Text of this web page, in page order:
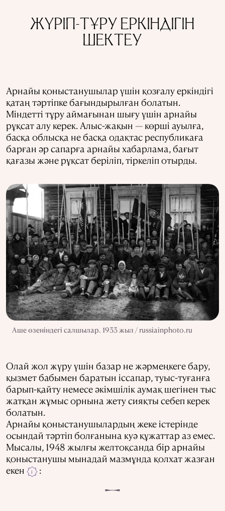
ЖҮРІП-ТҰРУ ЕРКІНДІГІН
ШЕКТЕУ
Арнайы қоныстанушылар үшін қозғалу еркіндігі
қатаң тәртіпке бағындырылған болатын.
Міндетті тұру аймағынан шығу үшін арнайы
рұқсат алу керек. Алыс-жақын — көрші ауылға,
басқа облысқа не басқа одақтас республикаға
барған әр сапарға арнайы хабарлама, бағыт
қағазы және рұқсат беріліп, тіркеліп отырды.
Аше өзеніндегі салшылар. 1933 жыл / russiainphoto.ru
Олай жол жүру үшін базар не жәрмеңкеге бару,
қызмет бабымен баратын іссапар, туыс-туғанға
барып-қайту немесе әкімшілік аумақ шегінен тыс
жатқан жұмыс орнына жету сияқты себеп керек
болатын.
Арнайы қоныстанушылардың жеке істерінде
осындай тәртіп болғанына куә құжаттар аз емес.
Мысалы, 1948 жылғы желтоқсанда бір арнайы
қоныстанушы мынадай мазмұнда қолхат жазған
екен
i :